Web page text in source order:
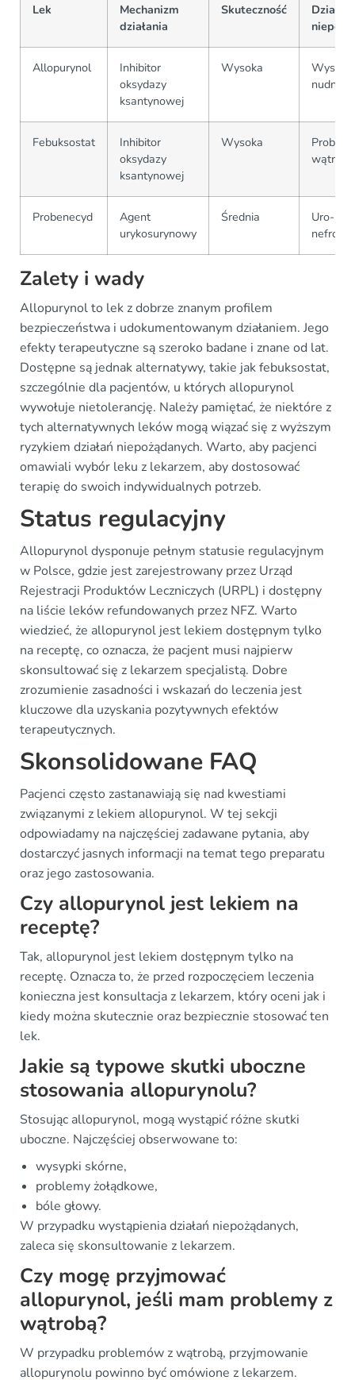
Lek
Mechanizm
działania
Skuteczność
Allopurynol
Inhibitor
oksydazy
ksantynowej
Wysoka
Febuksostat
Inhibitor
oksydazy
ksantynowej
Wysoka
Probenecyd
Agent
urykosurynowy
Średnia
Uro- i
Zalety i wady
Allopurynol to lek z dobrze znanym profilem
bezpieczeństwa i udokumentowanym działaniem. Jego
efekty terapeutyczne są szeroko badane i znane od lat.
Dostępne są jednak alternatywy, takie jak febuksostat,
szczególnie dla pacjentów, u których allopurynol
wywołuje nietolerancję. Należy pamiętać, że niektóre z
tych alternatywnych leków mogą wiązać się z wyższym
ryzykiem działań niepożądanych. Warto, aby pacjenci
omawiali wybór leku z lekarzem, aby dostosować
terapię do swoich indywidualnych potrzeb.
Status regulacyjny
Allopurynol dysponuje pełnym statusie regulacyjnym
w Polsce, gdzie jest zarejestrowany przez Urząd
Rejestracji Produktów Leczniczych (URPL) i dostępny
na liście leków refundowanych przez NFZ. Warto
wiedzieć, że allopurynol jest lekiem dostępnym tylko
na receptę, co oznacza, że pacjent musi najpierw
skonsultować się z lekarzem specjalistą. Dobre
zrozumienie zasadności i wskazań do leczenia jest
kluczowe dla uzyskania pozytywnych efektów
terapeutycznych.
Skonsolidowane FAQ
Pacjenci często zastanawiają się nad kwestiami
związanymi z lekiem allopurynol. W tej sekcji
odpowiadamy na najczęściej zadawane pytania, aby
dostarczyć jasnych informacji na temat tego preparatu
oraz jego zastosowania.
Czy allopurynol jest lekiem na
receptę?
Tak, allopurynol jest lekiem dostępnym tylko na
receptę. Oznacza to, że przed rozpoczęciem leczenia
konieczna jest konsultacja z lekarzem, który oceni jak i
kiedy można skutecznie oraz bezpiecznie stosować ten
lek.
Jakie są typowe skutki uboczne
stosowania allopurynolu?
Stosując allopurynol, mogą wystąpić różne skutki
uboczne. Najczęściej obserwowane to:
wysypki skórne,
problemy żołądkowe,
bóle głowy.
W przypadku wystąpienia działań niepożądanych,
zaleca się skonsultowanie z lekarzem.
Czy mogę przyjmować
allopurynol, jeśli mam problemy z
wątrobą?
W przypadku problemów z wątrobą, przyjmowanie
allopurynolu powinno być omówione z lekarzem.